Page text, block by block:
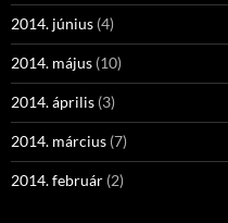
2014. június (4)
2014. május (10)
2014. április (3)
2014. március (7)
2014. február (2)